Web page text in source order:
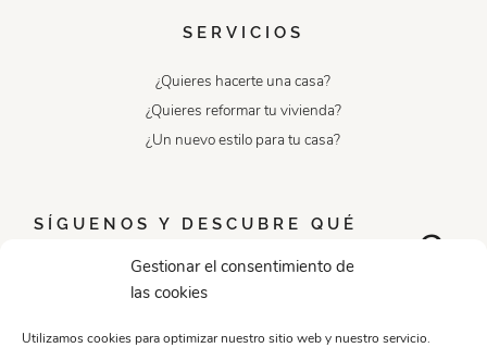
Gestionar el consentimiento de
las cookies
Utilizamos cookies para optimizar nuestro sitio web y nuestro servicio.
SERVICIOS
¿Quieres hacerte una casa?
¿Quieres reformar tu vivienda?
¿Un nuevo estilo para tu casa?
SÍGUENOS Y DESCUBRE QUÉ